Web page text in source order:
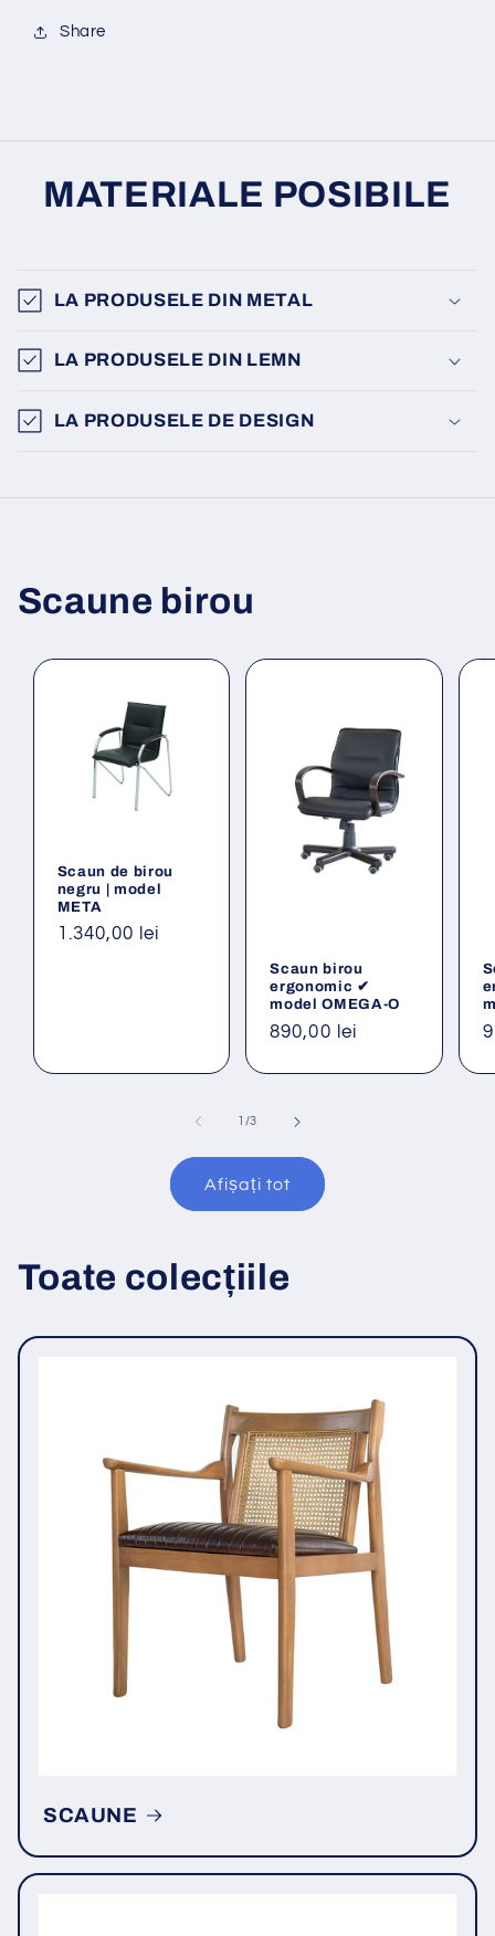
Share
MATERIALE POSIBILE
LA PRODUSELE DIN METAL
LA PRODUSELE DIN LEMN
LA PRODUSELE DE DESIGN
Scaune birou
Scaun de birou
negru | model
META
Preț
1.340,00 lei
Scaun birou
ergonomic ✔
model OMEGA-O
Preț
890,00 lei
1 /din
3
Afișați tot
Toate colecțiile
SCAUNE